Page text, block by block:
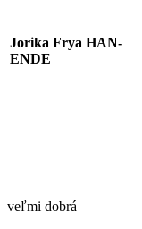
Jorika Frya HAN-
ENDE
veľmi dobrá